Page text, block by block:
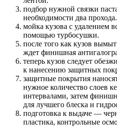
подбор нужной связки
необходимости два прохода.
мойка кузова с удалением
помощью турбосушки.
после того как кузов
ждет финишная
теперь кузов следует
к нанесению защитных
защитные покрытия
нужное количество слоев
интервалами, затем
для лучшего блеска и
подготовка к выдаче —
пластика, контрольные